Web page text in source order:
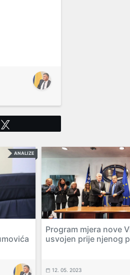
ANALIZE
Program mjera nove
usvojen prije njenog
12. 05. 2023